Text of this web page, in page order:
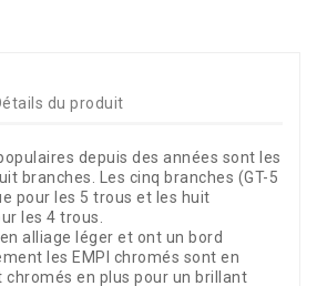
du produit
depuis des années sont les
branches. Les cinq branches (GT-5
pour les 5 trous et les huit
les 4 trous.
alliage léger et ont un bord
les EMPI chromés sont en
chromés en plus pour un brillant